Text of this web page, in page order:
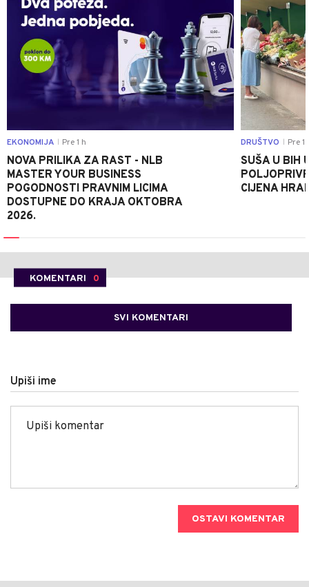
EKONOMIJA Pre 1 h
NOVA PRILIKA ZA RAST - NLB
MASTER YOUR BUSINESS
POGODNOSTI PRAVNIM LICIMA
DOSTUPNE DO KRAJA OKTOBRA
2026.
DRUŠTVO Pre 1
SUŠA U BIH
CIJENA
KOMENTARI 0
SVI KOMENTARI
Upiši ime
OSTAVI KOMENTAR